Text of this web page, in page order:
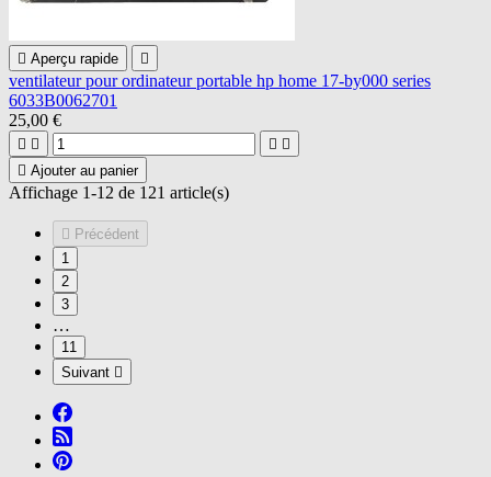
 Aperçu rapide 
ventilateur pour ordinateur portable hp home 17-by000 series
6033B0062701
25,00 €
   
 Ajouter au panier
Affichage 1-12 de 121 article(s)
 Précédent
1
2
3
…
11
Suivant 